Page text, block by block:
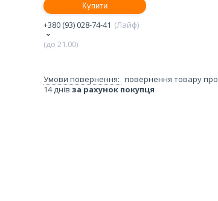
Купити
+380 (93) 028-74-41
Лайф
(до 21.00)
повернення товару
14 днів за рахунок покупця